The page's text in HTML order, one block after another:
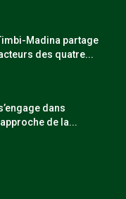
Madina partage
des quatre...
dans
de la...